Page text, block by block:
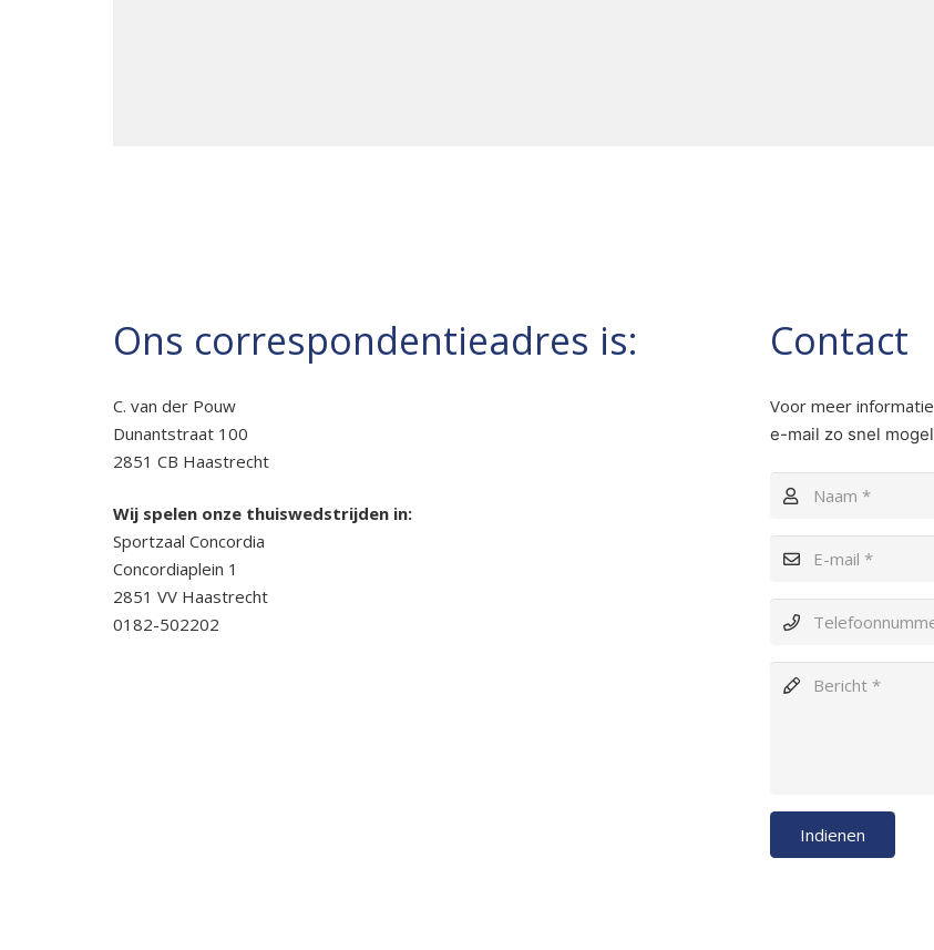
Ons correspondentieadres is:
C. van der Pouw
Dunantstraat 100
2851 CB Haastrecht
Wij spelen onze thuiswedstrijden in:
Sportzaal Concordia
Concordiaplein 1
2851 VV Haastrecht
0182-502202
Contact
Voor meer
e-mail zo snel
Indienen